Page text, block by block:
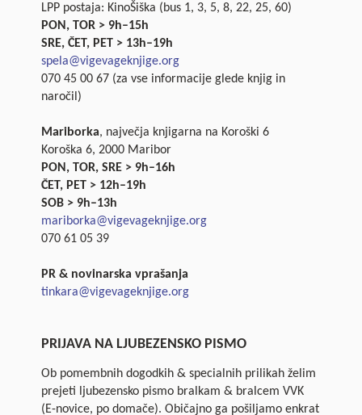
LPP postaja: KinoŠiška (bus 1, 3, 5, 8, 22, 25, 60)
PON, TOR > 9h–15h
SRE, ČET, PET > 13h–19h
spela@vigevageknjige.org
070 45 00 67 (za vse informacije glede knjig in
naročil)
Mariborka, največja knjigarna na Koroški 6
Koroška 6, 2000 Maribor
PON, TOR, SRE > 9h–16h
ČET, PET > 12h–19h
SOB > 9h–13h
mariborka@vigevageknjige.org
070 61 05 39
PR & novinarska vprašanja
tinkara@vigevageknjige.org
PRIJAVA NA LJUBEZENSKO PISMO
Ob pomembnih dogodkih & specialnih prilikah želim
prejeti ljubezensko pismo bralkam & bralcem VVK
(E-novice, po domače). Običajno ga pošiljamo enkrat